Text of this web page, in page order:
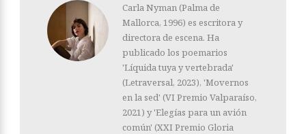
Carla Nyman (Palma de
Mallorca, 1996) es escritora y
directora de escena. Ha
publicado los poemarios
'Líquida tuya y vertebrada'
(Letraversal, 2023), 'Movernos
en la sed' (VI Premio Valparaíso,
2021) y 'Elegías para un avión
común' (XXI Premio Gloria